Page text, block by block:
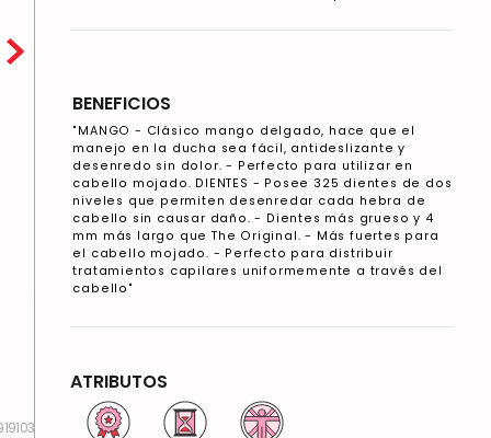
BENEFICIOS
"MANGO - Clásico mango delgado, hace que el
manejo en la ducha sea fácil, antideslizante y
desenredo sin dolor. - Perfecto para utilizar en
cabello mojado. DIENTES - Posee 325 dientes de dos
niveles que permiten desenredar cada hebra de
cabello sin causar daño. - Dientes más grueso y 4
mm más largo que The Original. - Más fuertes para
el cabello mojado. - Perfecto para distribuir
tratamientos capilares uniformemente a través del
cabello"
ATRIBUTOS